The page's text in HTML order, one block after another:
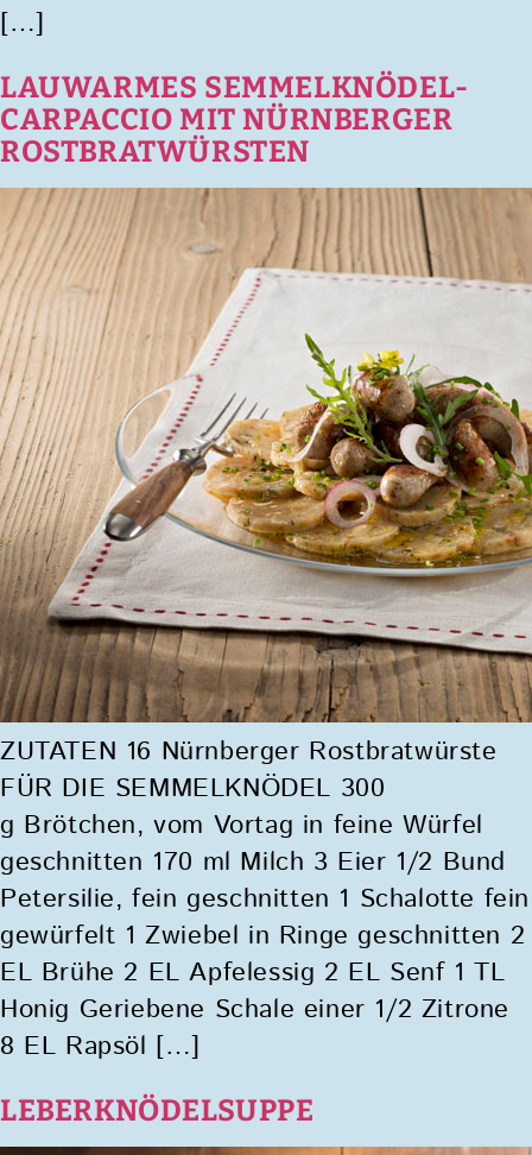
[…]
LAUWARMES SEMMELKNÖDEL-
CARPACCIO MIT NÜRNBERGER
ROSTBRATWÜRSTEN
ZUTATEN 16 Nürnberger Rostbratwürste
FÜR DIE SEMMELKNÖDEL 300
g Brötchen, vom Vortag in feine Würfel
geschnitten 170 ml Milch 3 Eier 1/2 Bund
Petersilie, fein geschnitten 1 Schalotte fein
gewürfelt 1 Zwiebel in Ringe geschnitten 2
EL Brühe 2 EL Apfelessig 2 EL Senf 1 TL
Honig Geriebene Schale einer 1/2 Zitrone
8 EL Rapsöl […]
LEBERKNÖDELSUPPE